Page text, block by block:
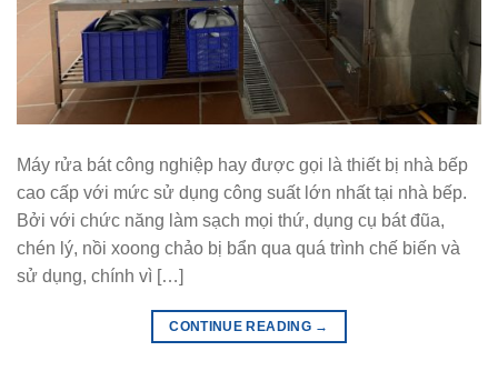
Máy rửa bát công nghiệp hay được gọi là thiết bị nhà bếp
cao cấp với mức sử dụng công suất lớn nhất tại nhà bếp.
Bởi với chức năng làm sạch mọi thứ, dụng cụ bát đũa,
chén lý, nồi xoong chảo bị bẩn qua quá trình chế biến và
sử dụng, chính vì […]
CONTINUE READING →